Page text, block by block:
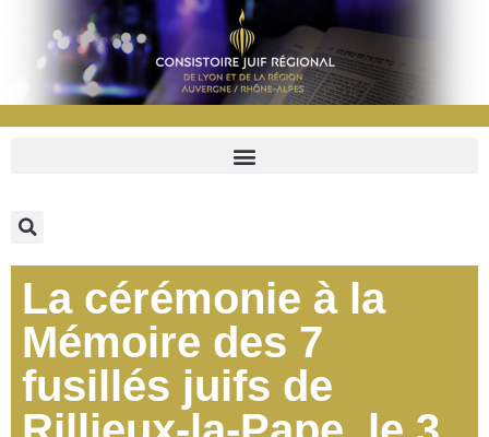
La cérémonie à la
Mémoire des 7
fusillés juifs de